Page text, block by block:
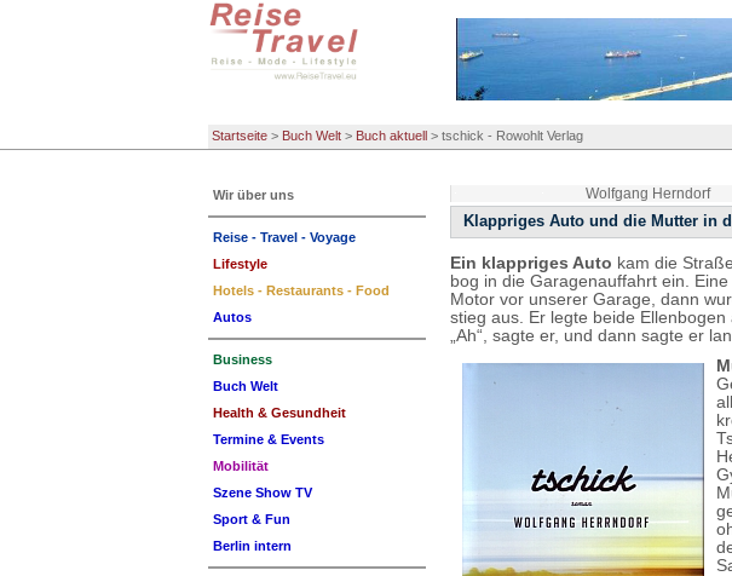
Startseite > Buch Welt > Buch aktuell > tschick - Rowohlt Verlag
Wolfgang Herndorf
Klappriges Auto und die Mutter in
Ein klappriges Auto kam die
bog in die Garagenauffahrt ein.
Motor vor unserer Garage, dann
stieg aus. Er legte beide
„Ah“, sagte er, und dann sagte er
Wir über uns
Reise - Travel - Voyage
Lifestyle
Hotels - Restaurants - Food
Autos
Business
Buch Welt
Health & Gesundheit
Termine & Events
Mobilität
Szene Show TV
Sport & Fun
Berlin intern